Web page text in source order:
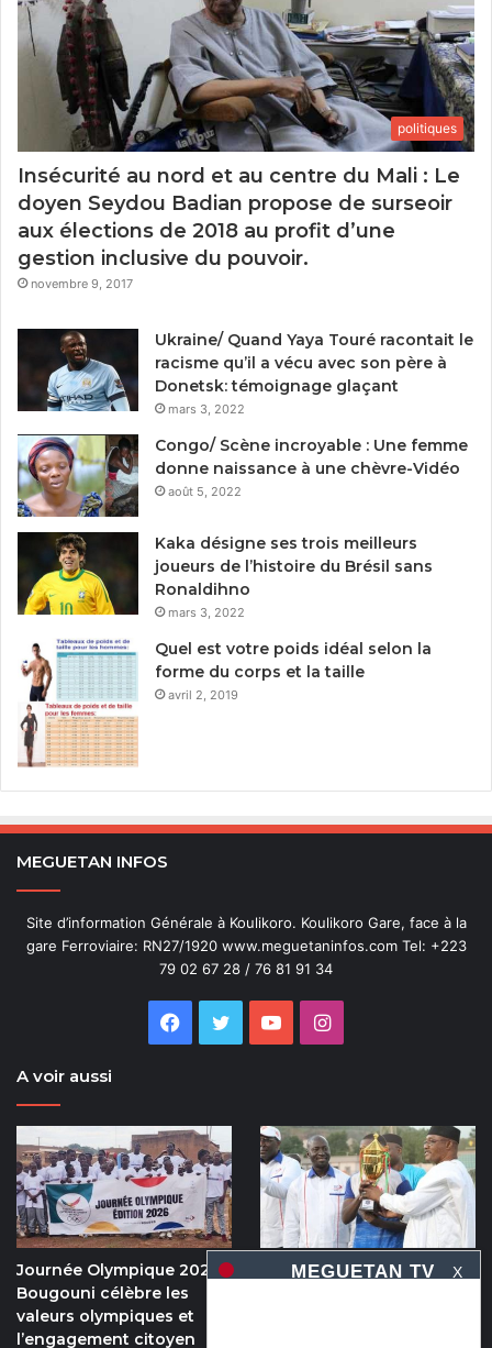
politiques
Insécurité au nord et au centre du Mali : Le
doyen Seydou Badian propose de surseoir
aux élections de 2018 au profit d’une
gestion inclusive du pouvoir.
novembre 9, 2017
Ukraine/ Quand Yaya Touré racontait le
racisme qu’il a vécu avec son père à
Donetsk: témoignage glaçant
mars 3, 2022
Congo/ Scène incroyable : Une femme
donne naissance à une chèvre-Vidéo
août 5, 2022
Kaka désigne ses trois meilleurs
joueurs de l’histoire du Brésil sans
Ronaldihno
mars 3, 2022
Quel est votre poids idéal selon la
forme du corps et la taille
avril 2, 2019
MEGUETAN INFOS
Site d’information Générale à Koulikoro. Koulikoro Gare, face à la
gare Ferroviaire: RN27/1920 www.meguetaninfos.com Tel: +223
79 02 67 28 / 76 81 91 34
Facebook
Twitter YouTubeInstagram
A voir aussi
Journée Olympique 2026 :
Bougouni célèbre les
valeurs olympiques et
l’engagement citoyen
5e édition de la coupe du
X